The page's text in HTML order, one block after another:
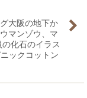
大阪の地下か
マンゾウ、マ
化石のイラス
ックコットン